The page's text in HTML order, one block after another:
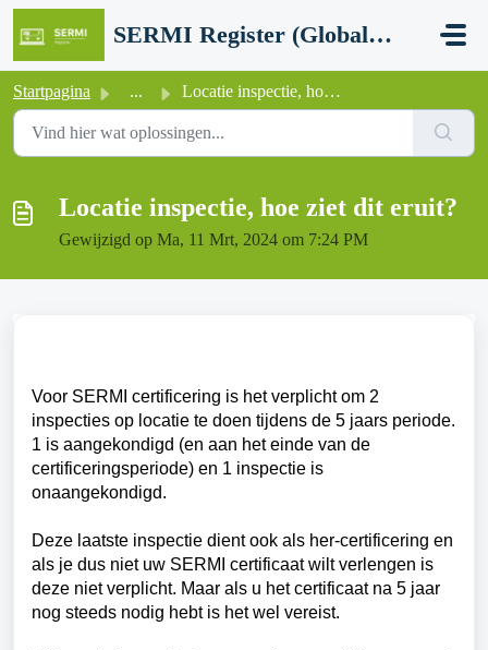
Doorgaan naar hoofdinhoud
SERMI Register (Global Network Group - SERMI certification)
Startpagina ... Locatie inspectie, hoe ziet dit eruit?
Locatie inspectie, hoe ziet dit eruit?
Gewijzigd op Ma, 11 Mrt, 2024 om 7:24 PM
Voor SERMI certificering is het verplicht om 2
inspecties op locatie te doen tijdens de 5 jaars periode.
1 is aangekondigd (en aan het einde van de
certificeringsperiode) en 1 inspectie is
onaangekondigd.
Deze laatste inspectie dient ook als her-certificering en
als je dus niet uw SERMI certificaat wilt verlengen is
deze niet verplicht. Maar als u het certificaat na 5 jaar
nog steeds nodig hebt is het wel vereist.